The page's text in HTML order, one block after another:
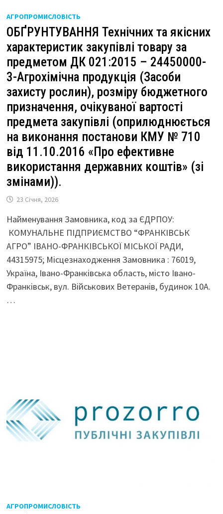
АГРОПРОМИСЛОВІСТЬ
ОБҐРУНТУВАННЯ Технічних та якісних
характеристик закупівлі товару за
предметом ДК 021:2015 – 24450000-
3-Агрохімічна продукція (Засоби
захисту рослин), розміру бюджетного
призначення, очікуваної вартості
предмета закупівлі (оприлюднюється
на виконання постанови КМУ № 710
від 11.10.2016 «Про ефективне
використання державних коштів» (зі
змінами)).
23 Січня, 2026
Найменування Замовника, код за ЄДРПОУ:
КОМУНАЛЬНЕ ПІДПРИЄМСТВО “ФРАНКІВСЬК
АГРО” ІВАНО-ФРАНКІВСЬКОЇ МІСЬКОЇ РАДИ,
44315975; Місцезнаходження Замовника : 76019,
Україна, Івано-Франківська область, місто Івано-
Франківськ, вул. Військових Ветеранів, будинок 10А.
…
АГРОПРОМИСЛОВІСТЬ